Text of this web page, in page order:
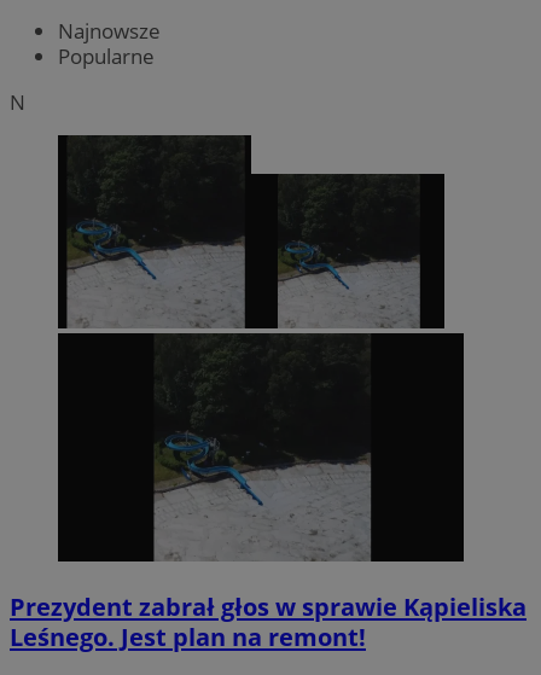
Najnowsze
Popularne
N
Prezydent zabrał głos w sprawie Kąpieliska
Leśnego. Jest plan na remont!